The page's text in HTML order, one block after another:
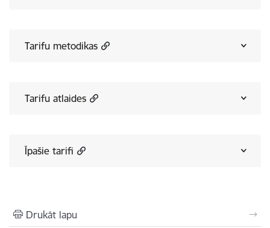
Tarifu metodikas
Tarifu atlaides
Īpašie tarifi
Drukāt lapu